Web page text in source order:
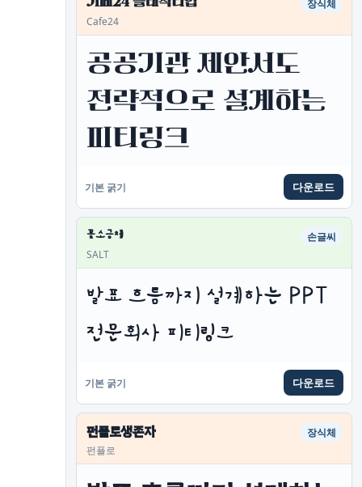
Cafe24
장식체
공공기관 제안서도
전략적으로 설계하는
피티링크
기본 굵기 다운로드
꽃소금체
SALT
손글씨
발표 흐름까지 설계하는 PPT
전문회사 피티링크
기본 굵기 다운로드
펀플로생존자
펀플로
장식체